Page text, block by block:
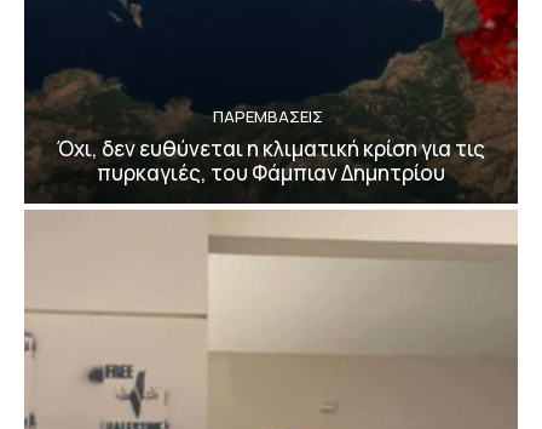
ΠΑΡΕΜΒΑΣΕΙΣ
Όχι, δεν ευθύνεται η κλιματική κρίση για τις
πυρκαγιές, του Φάμπιαν Δημητρίου